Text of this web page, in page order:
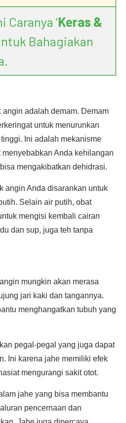
Caranya ‘Keras &
Bahagiakan
adalah demam. Demam
untuk menurunkan
Ini adalah mekanisme
Anda kehilangan
mengakibatkan dehidrasi.
angin Anda disarankan untuk
Selain air putih, obat
mengisi kembali cairan
dan sup, juga teh tanpa
mungkin akan merasa
jari kaki dan tangannya.
menghangatkan tubuh yang
pegal-pegal yang juga dapat
Ini karena jahe memiliki efek
mengurangi sakit otot.
jahe yang bisa membantu
pencernaan dan